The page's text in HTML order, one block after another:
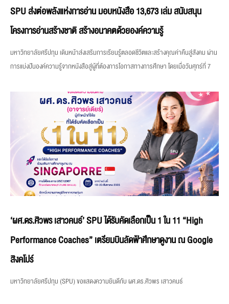
SPU ส่งต่อพลังแห่งการอ่าน มอบหนังสือ 13,673 เล่ม สนับสนุน
โครงการอ่านสร้างชาติ สร้างอนาคตด้วยองค์ความรู้
มหาวิทยาลัยศรีปทุม เดินหน้าส่งเสริมการเรียนรู้ตลอดชีวิตและสร้างคุณค่าคืนสู่สังคม ผ่าน
การแบ่งปันองค์ความรู้จากหนังสือสู่ผู้ที่ต้องการโอกาสทางการศึกษา โดยเมื่อวันศุกร์ที่ 7
‘ผศ.ดร.ศิวพร เสาวคนธ์’ SPU ได้รับคัดเลือกเป็น 1 ใน 11 “High
Performance Coaches” เตรียมบินลัดฟ้าศึกษาดูงาน ณ Google
สิงคโปร์
มหาวิทยาลัยศรีปทุม (SPU) ขอแสดงความยินดีกับ ผศ.ดร.ศิวพร เสาวคนธ์